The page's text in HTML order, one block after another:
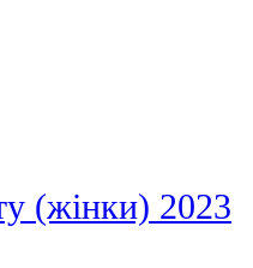
(жінки) 2023